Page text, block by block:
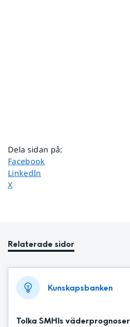
Dela sidan på:
Dela sidan på
Facebook
Dela sidan på
LinkedIn
Dela sidan på
X
Relaterade sidor
Kunskapsbanken
Tolka SMHIs väderprognoser